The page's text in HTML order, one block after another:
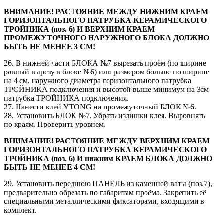
ВНИМАНИЕ! РАСТОЯНИЕ МЕЖДУ НИЖНИМ КРАЕМ
ГОРИЗОНТАЛЬНОГО ПАТРУБКА КЕРАМИЧЕСКОГО
ТРОЙНИКА (поз. 6) И ВЕРХНИМ КРАЕМ
ПРОМЕЖУТОЧНОГО НАРУЖНОГО БЛОКА ДОЛЖНО
БЫТЬ НЕ МЕНЕЕ 3 СМ!
26. В нижней части БЛОКА №7 вырезать проём (по ширине
равный вырезу в блоке №6) или размером больше по ширине
на 4 см. наружного диаметра горизонтального патрубка
ТРОЙНИКА подключения и высотой выше минимум на 3см
патрубка ТРОЙНИКА подключения.
27. Нанести клей YTONG на промежуточный БЛОК №6.
28. Установить БЛОК №7. Убрать излишки клея. Выровнять
по краям. Проверить уровнем.
ВНИМАНИЕ! РАСТОЯНИЕ МЕЖДУ ВЕРХНИМ КРАЕМ
ГОРИЗОНТАЛЬНОГО ПАТРУБКА КЕРАМИЧЕСКОГО
ТРОЙНИКА (поз. 6) И нижним КРАЕМ БЛОКА ДОЛЖНО
БЫТЬ НЕ МЕНЕЕ 4 СМ!
29. Установить переднюю ПАНЕЛЬ из каменной ваты (поз.7),
предварительно обрезать по габаритам проёма. Закрепить её
специальными металлическими фиксаторами, входящими в
комплект.